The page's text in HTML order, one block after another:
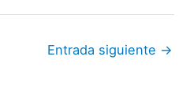
Entrada siguiente →